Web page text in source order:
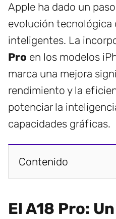
Apple ha dado un
evolución tecnológica
inteligentes. La
Pro en los modelos
marca una mejora
rendimiento y la
potenciar la
capacidades gráficas.
Contenido
El A18 Pro: